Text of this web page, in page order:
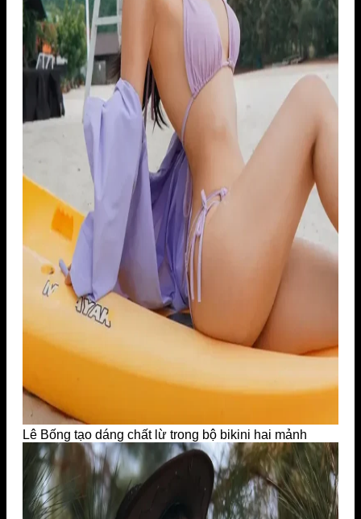
Lê Bống tạo dáng chất lừ trong bộ bikini hai mảnh